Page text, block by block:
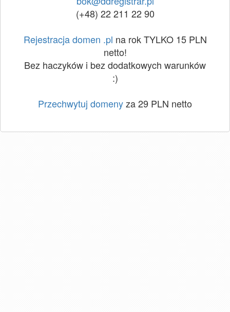
(+48) 22 211 22 90
Rejestracja domen .pl na rok TYLKO 15 PLN
netto!
Bez haczyków i bez dodatkowych warunków
:)
Przechwytuj domenyza 29 PLN netto